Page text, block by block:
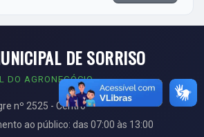
DE SORRISO
DO AGRONEGÓCIO
nº 2525 - Centro
ao público: das 07:00 às 13:00